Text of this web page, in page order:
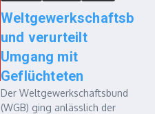
Weltgewerkschaftsb
und verurteilt
Umgang mit
Geflüchteten
Der Weltgewerkschaftsbund
(WGB) ging anlässlich der